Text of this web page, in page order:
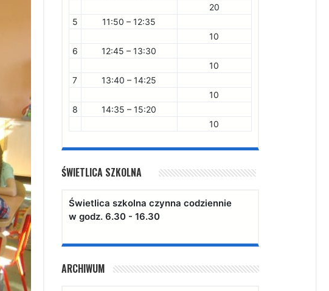
20
5
11:50 – 12:35
10
6
12:45 – 13:30
10
7
13:40 – 14:25
10
8
14:35 – 15:20
10
ŚWIETLICA SZKOLNA
Świetlica szkolna czynna codziennie
w godz. 6.30 - 16.30
ARCHIWUM